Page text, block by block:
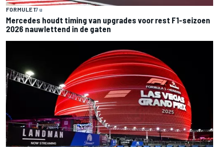
FORMULE 17 u
Mercedes houdt timing van upgrades voor rest F1-seizoen
2026 nauwlettend in de gaten